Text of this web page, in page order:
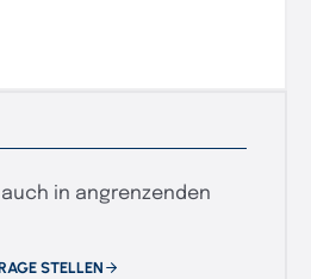
in angrenzenden
STELLEN